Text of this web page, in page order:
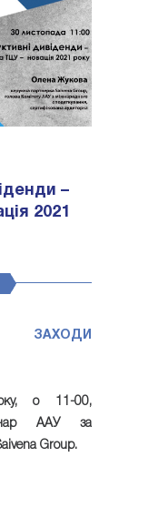
–
2021
ЗАХОДИ
о 11-00,
ААУ за
Group.